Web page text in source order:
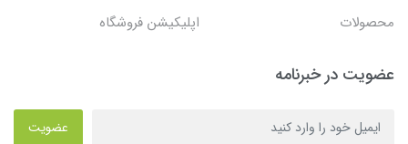
محصولات
اپلیکیشن فروشگاه
عضویت در خبرنامه
عضویت